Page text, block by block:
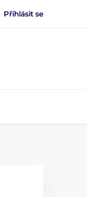
Přihlásit se